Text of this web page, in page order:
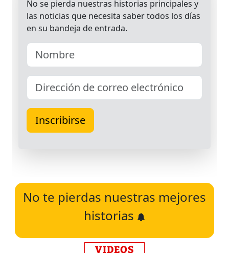
No te pierdas nuestras mejores
historias
VIDEOS